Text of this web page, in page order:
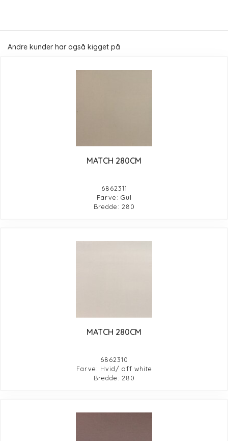
Andre kunder har også kigget på
MATCH 280CM
6862311
Farve: Gul
Bredde: 280
MATCH 280CM
6862310
Farve: Hvid/ off white
Bredde: 280